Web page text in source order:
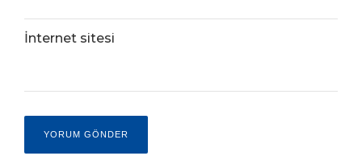
İnternet sitesi